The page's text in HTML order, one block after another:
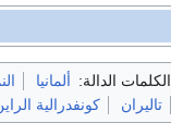
الكلمات الدالة: ألمانيا
تاليران
كونفدرالية